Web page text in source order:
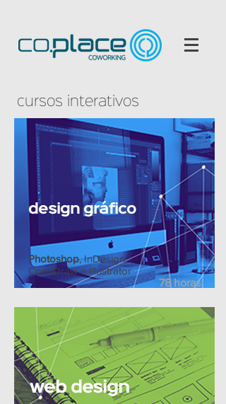
cursos interativos
78 horas
design gráfico
Photoshop, InDesign,
CorelDraw e Illustrator
web design